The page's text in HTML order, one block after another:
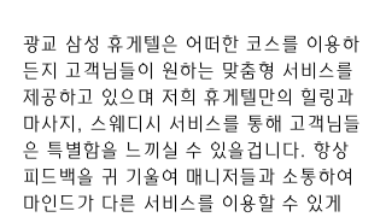
광교 삼성 휴게텔은 어떠한 코스를 이용하
든지 고객님들이 원하는 맞춤형 서비스를
제공하고 있으며 저희 휴게텔만의 힐링과
마사지, 스웨디시 서비스를 통해 고객님들
은 특별함을 느끼실 수 있을겁니다. 항상
피드백을 귀 기울여 매니저들과 소통하여
마인드가 다른 서비스를 이용할 수 있게